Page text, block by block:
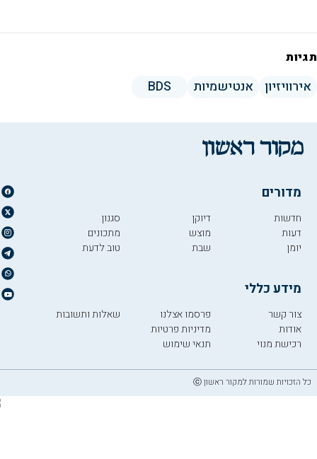
תגיות
אירוויזיון אנטישמיות BDS
מדורים
חדשות
דעות
יומן
דיוקן
מוצש
שבת
סגנון
מתכונים
טוב לדעת
מידע כללי
צור קשר
אודות
רכישת מנוי
פרסמו אצלנו
מדיניות פרטיות
תנאי שימוש
שאלות ותשובות
כל הזכויות שמורות למקור ראשון ⓒ